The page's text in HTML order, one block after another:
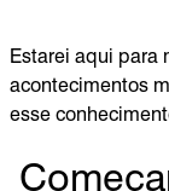
Estarei aqui para
acontecimentos
esse